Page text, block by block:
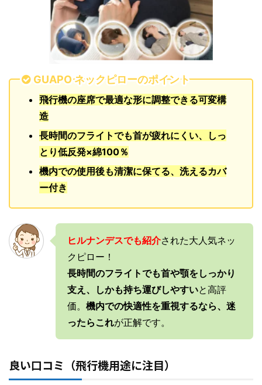
GUAPO ネックピローのポイント
飛行機の座席で最適な形に調整できる可変構
造
長時間のフライトでも首が疲れにくい、しっ
とり低反発×綿100％
機内での使用後も清潔に保てる、洗えるカバ
ー付き
ヒルナンデスでも紹介された大人気ネッ
クピロー！
長時間のフライトでも首や顎をしっかり
支え、しかも持ち運びしやすいと高評
価。 機内での快適性を重視するなら、迷
ったらこれが正解です。
良い口コミ（飛行機用途に注目）